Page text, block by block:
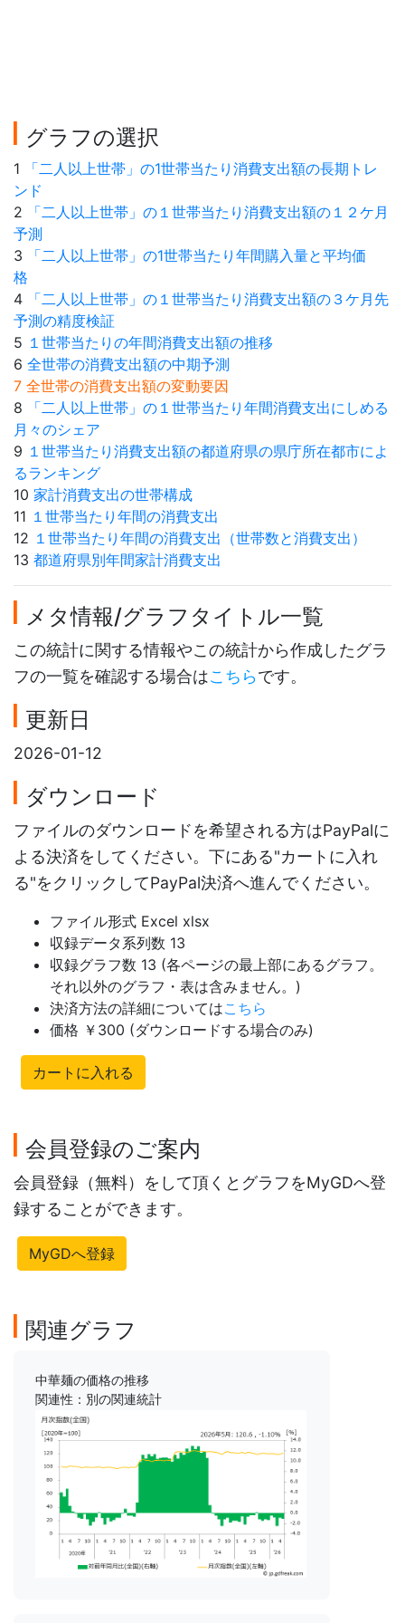
グラフの選択
1
「二人以上世帯」の1世帯当たり消費支出額の長期トレ
ンド
2
「二人以上世帯」の１世帯当たり消費支出額の１２ケ月
予測
3
「二人以上世帯」の1世帯当たり年間購入量と平均価
格
4
「二人以上世帯」の１世帯当たり消費支出額の３ケ月先
予測の精度検証
5 １世帯当たりの年間消費支出額の推移
6 全世帯の消費支出額の中期予測
7 全世帯の消費支出額の変動要因
8
「二人以上世帯」の１世帯当たり年間消費支出にしめる
月々のシェア
9 １世帯当たり消費支出額の都道府県の県庁所在都市によ
るランキング
10 家計消費支出の世帯構成
11 １世帯当たり年間の消費支出
12 １世帯当たり年間の消費支出（世帯数と消費支出）
13 都道府県別年間家計消費支出
メタ情報/グラフタイトル一覧
この統計に関する情報やこの統計から作成したグラ
フの一覧を確認する場合はこちらです。
更新日
2026-01-12
ダウンロード
ファイルのダウンロードを希望される方はPayPalに
よる決済をしてください。下にある"カートに入れ
る"をクリックしてPayPal決済へ進んでください。
ファイル形式 Excel xlsx
収録データ系列数 13
収録グラフ数 13 (各ページの最上部にあるグラフ。
それ以外のグラフ・表は含みません。)
決済方法の詳細についてはこちら
価格 ￥300 (ダウンロードする場合のみ)
カートに入れる
会員登録のご案内
会員登録（無料）をして頂くとグラフをMyGDへ登
録することができます。
MyGDへ登録
関連グラフ
中華麺の価格の推移
関連性：別の関連統計